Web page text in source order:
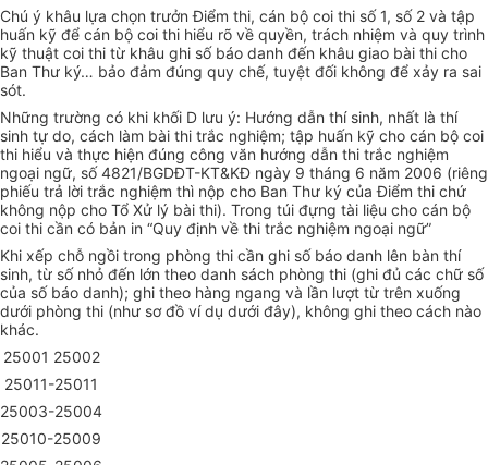
Chú ý khâu lựa chọn trưởn Điểm thi, cán bộ coi thi số 1, số 2 và tập
huấn kỹ để cán bộ coi thi hiểu rõ về quyền, trách nhiệm và quy trình
kỹ thuật coi thi từ khâu ghi số báo danh đến khâu giao bài thi cho
Ban Thư ký… bảo đảm đúng quy chế, tuyệt đối không để xảy ra sai
sót.
Những trường có khi khối D lưu ý: Hướng dẫn thí sinh, nhất là thí
sinh tự do, cách làm bài thi trắc nghiệm; tập huấn kỹ cho cán bộ coi
thi hiểu và thực hiện đúng công văn hướng dẫn thi trắc nghiệm
ngoại ngữ, số 4821/BGDĐT-KT&KĐ ngày 9 tháng 6 năm 2006 (riêng
phiếu trả lời trắc nghiệm thì nộp cho Ban Thư ký của Điểm thi chứ
không nộp cho Tổ Xử lý bài thi). Trong túi đựng tài liệu cho cán bộ
coi thi cần có bản in “Quy định về thi trắc nghiệm ngoại ngữ”
Khi xếp chỗ ngồi trong phòng thi cần ghi số báo danh lên bàn thí
sinh, từ số nhỏ đến lớn theo danh sách phòng thi (ghi đủ các chữ số
của số báo danh); ghi theo hàng ngang và lần lượt từ trên xuống
dưới phòng thi (như sơ đồ ví dụ dưới đây), không ghi theo cách nào
khác.
25001 25002
25011-25011
25003-25004
25010-25009